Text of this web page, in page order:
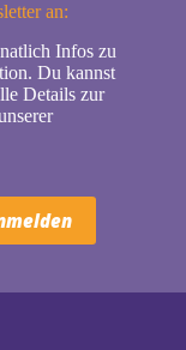
an:
Infos zu
Du kannst
Details zur